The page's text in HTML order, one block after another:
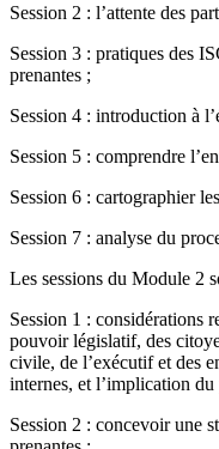
Session 2 : l’attente des
Session 3 : pratiques des
prenantes ;
Session 4 : introduction à
Session 5 : comprendre
Session 6 : cartographier
Session 7 : analyse du
Les sessions du Module 2
Session 1 : considérations
pouvoir législatif, des
civile, de l’exécutif et des
internes, et l’implication
Session 2 : concevoir une